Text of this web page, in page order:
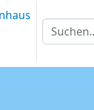
Suche